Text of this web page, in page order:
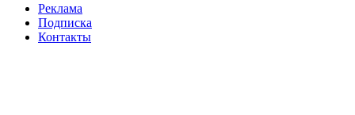
Реклама
Подписка
Контакты